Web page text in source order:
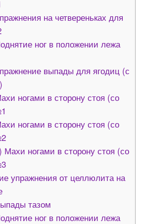
на четвереньках для
ног в положении лежа
выпады для ягодиц (с
ногами в сторону стоя (со
ногами в сторону стоя (со
Махи ногами в сторону стоя (со
упражнения от целлюлита на
тазом
ног в положении лежа